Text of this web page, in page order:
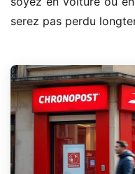
serez pas perdu